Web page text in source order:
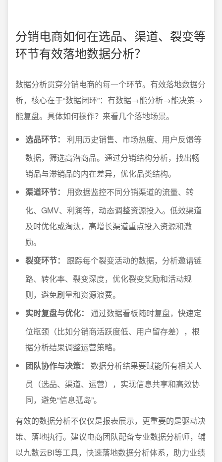
分销电商如何在选品、渠道、裂变等
环节有效落地数据分析？
数据分析贯穿分销电商的每一个环节。有效落地数据分
析，核心在于“数据闭环”：有数据→能分析→能决策→
能复盘。具体如何操作？来看几个落地场景。
选品环节：
利用历史销售、市场热度、用户反馈等
数据，筛选高潜商品。通过分销结构分析，找出畅
销品与滞销品的内在差异，优化品类结构。
渠道环节：
用数据监控不同分销渠道的流量、转
化、GMV、利润等，动态调整资源投入。低效渠道
及时优化或淘汰，高增长渠道重点投入资源和激
励。
裂变环节：
跟踪每个裂变活动的数据，分析邀请链
路、转化率、裂变深度，优化裂变奖励和活动规
则，避免刷量和资源浪费。
实时复盘与优化：
通过数据看板随时复盘，快速定
位瓶颈（比如分销商活跃度低、用户留存差），根
据分析结果调整运营策略。
团队协作与决策：
数据分析结果要赋能所有相关人
员（选品、渠道、运营），实现信息共享和高效协
同，避免“信息孤岛”。
有效的数据分析不仅仅是报表展示，更重要的是驱动决
策、落地执行。建议电商团队配备专业数据分析师，辅
以九数云BI等工具，快速落地数据分析体系，助力业绩